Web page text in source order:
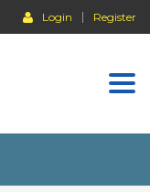
Login Register